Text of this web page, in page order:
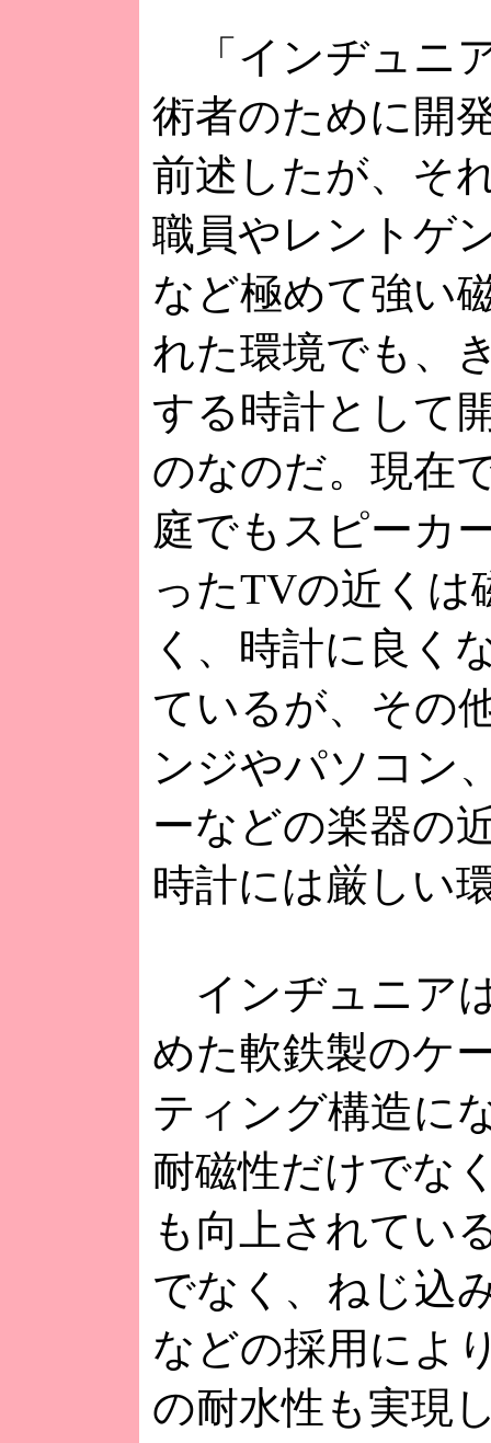
「インヂュニ
術者のために開
前述したが、そ
職員やレントゲ
など極めて強い
れた環境でも、
する時計として
のなのだ。現在
庭でもスピーカ
ったTVの近くは
く、時計に良く
ているが、その
ンジやパソコン
ーなどの楽器の
時計には厳しい
インヂュニア
めた軟鉄製のケ
ティング構造に
耐磁性だけでな
も向上されてい
でなく、ねじ込
などの採用によ
の耐水性も実現